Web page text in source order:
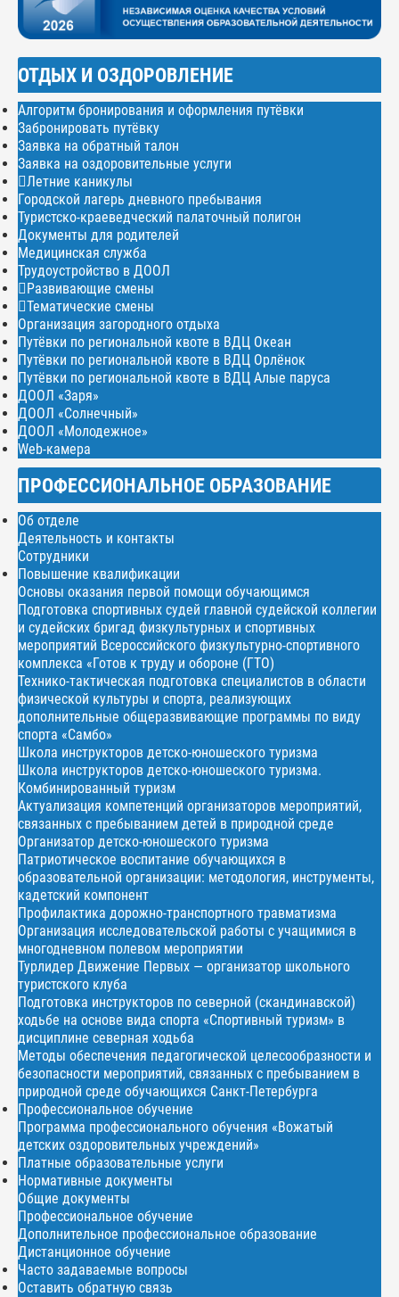
ОТДЫХ И ОЗДОРОВЛЕНИЕ
Алгоритм бронирования и оформления путёвки
Забронировать путёвку
Заявка на обратный талон
Заявка на оздоровительные услуги
Летние каникулы
Городской лагерь дневного пребывания
Туристско-краеведческий палаточный полигон
Документы для родителей
Медицинская служба
Трудоустройство в ДООЛ
Развивающие смены
Тематические смены
Организация загородного отдыха
Путёвки по региональной квоте в ВДЦ Океан
Путёвки по региональной квоте в ВДЦ Орлёнок
Путёвки по региональной квоте в ВДЦ Алые паруса
ДООЛ «Заря»
ДООЛ «Солнечный»
ДООЛ «Молодежное»
Web-камера
ПРОФЕССИОНАЛЬНОЕ ОБРАЗОВАНИЕ
Об отделе
Деятельность и контакты
Сотрудники
Повышение квалификации
Основы оказания первой помощи обучающимся
Подготовка спортивных судей главной судейской коллегии
и судейских бригад физкультурных и спортивных
мероприятий Всероссийского физкультурно-спортивного
комплекса «Готов к труду и обороне (ГТО)
Технико-тактическая подготовка специалистов в области
физической культуры и спорта, реализующих
дополнительные общеразвивающие программы по виду
спорта «Самбо»
Школа инструкторов детско-юношеского туризма
Школа инструкторов детско-юношеского туризма.
Комбинированный туризм
Актуализация компетенций организаторов мероприятий,
связанных с пребыванием детей в природной среде
Организатор детско-юношеского туризма
Патриотическое воспитание обучающихся в
образовательной организации: методология, инструменты,
кадетский компонент
Профилактика дорожно-транспортного травматизма
Организация исследовательской работы с учащимися в
многодневном полевом мероприятии
Турлидер Движение Первых — организатор школьного
туристского клуба
Подготовка инструкторов по северной (скандинавской)
ходьбе на основе вида спорта «Спортивный туризм» в
дисциплине северная ходьба
Методы обеспечения педагогической целесообразности и
безопасности мероприятий, связанных с пребыванием в
природной среде обучающихся Санкт-Петербурга
Профессиональное обучение
Программа профессионального обучения «Вожатый
детских оздоровительных учреждений»
Платные образовательные услуги
Нормативные документы
Общие документы
Профессиональное обучение
Дополнительное профессиональное образование
Дистанционное обучение
Часто задаваемые вопросы
Оставить обратную связь